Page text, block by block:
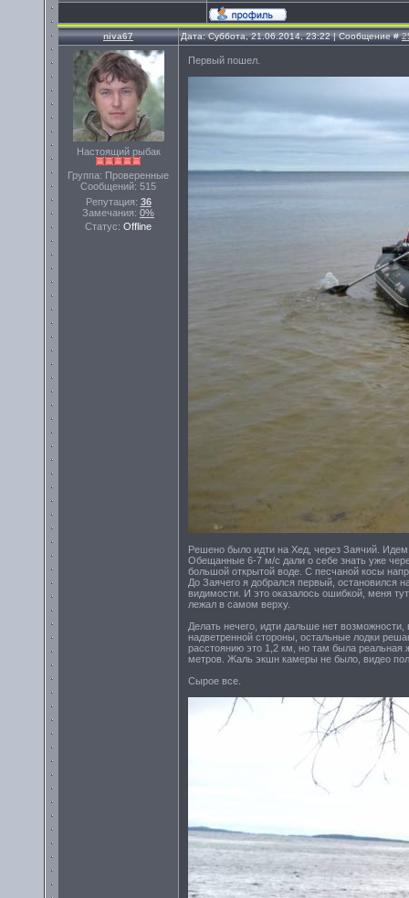
niva67 Дата: Суббота, 21.06.2014, 23:22 | Сообщение #
Настоящий рыбак
Группа: Проверенные
Сообщений: 515
Репутация: 36
Замечания: 0%
Статус: Offline
Первый пошел.
Решено было идти на Хед, через Заячий.
Обещанные 6-7 м/с дали о себе знать уже
большой открытой воде. С песчаной косы
До Заячего я добрался первый, остановился
видимости. И это оказалось ошибкой, меня
лежал в самом верху.
Делать нечего, идти дальше нет
надветренной стороны, остальные лодки
расстоянию это 1,2 км, но там была
метров. Жаль экшн камеры не было, видео
Сырое все.